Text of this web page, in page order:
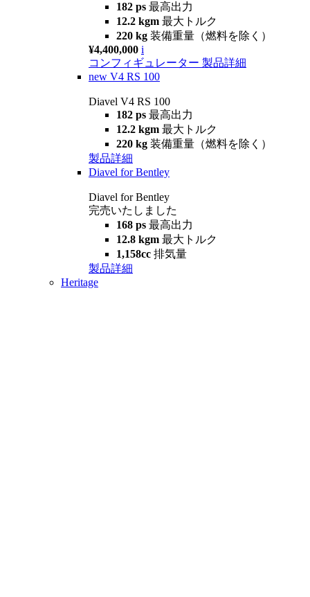
182 ps 最高出力
12.2 kgm 最大トルク
220 kg 装備重量（燃料を除く）
¥4,400,000 i
コンフィギュレーター 製品詳細
new V4 RS 100
Diavel V4 RS 100
182 ps 最高出力
12.2 kgm 最大トルク
220 kg 装備重量（燃料を除く）
製品詳細
Diavel for Bentley
Diavel for Bentley
完売いたしました
168 ps 最高出力
12.8 kgm 最大トルク
1,158cc 排気量
製品詳細
Heritage